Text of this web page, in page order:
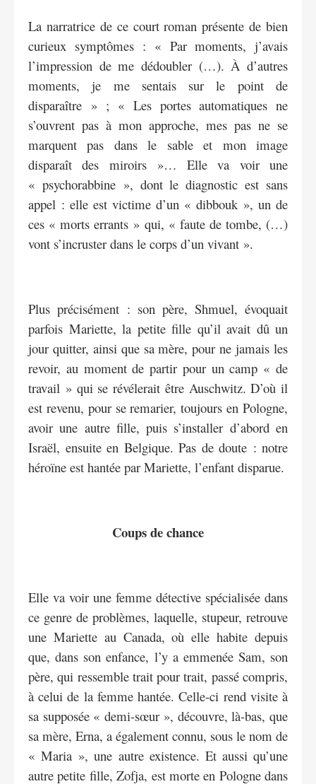
La narratrice de ce court roman présente de bien
curieux symptômes : « Par moments, j’avais
l’impression de me dédoubler (…). À d’autres
moments, je me sentais sur le point de
disparaître » ; « Les portes automatiques ne
s’ouvrent pas à mon approche, mes pas ne se
marquent pas dans le sable et mon image
disparaît des miroirs »… Elle va voir une
« psychorabbine », dont le diagnostic est sans
appel : elle est victime d’un « dibbouk », un de
ces « morts errants » qui, « faute de tombe, (…)
vont s’incruster dans le corps d’un vivant ».
Plus précisément : son père, Shmuel, évoquait
parfois Mariette, la petite fille qu’il avait dû un
jour quitter, ainsi que sa mère, pour ne jamais les
revoir, au moment de partir pour un camp « de
travail » qui se révélerait être Auschwitz. D’où il
est revenu, pour se remarier, toujours en Pologne,
avoir une autre fille, puis s’installer d’abord en
Israël, ensuite en Belgique. Pas de doute : notre
héroïne est hantée par Mariette, l’enfant disparue.
Coups de chance
Elle va voir une femme détective spécialisée dans
ce genre de problèmes, laquelle, stupeur, retrouve
une Mariette au Canada, où elle habite depuis
que, dans son enfance, l’y a emmenée Sam, son
père, qui ressemble trait pour trait, passé compris,
à celui de la femme hantée. Celle-ci rend visite à
sa supposée « demi-sœur », découvre, là-bas, que
sa mère, Erna, a également connu, sous le nom de
« Maria », une autre existence. Et aussi qu’une
autre petite fille, Zofja, est morte en Pologne dans